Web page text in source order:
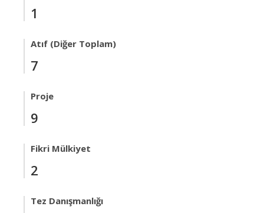
1
Atıf (Diğer Toplam)
7
Proje
9
Fikri Mülkiyet
2
Tez Danışmanlığı